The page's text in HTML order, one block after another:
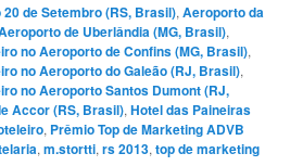
de Setembro (RS, Brasil),Aeroporto da
de Uberlândia (MG, Brasil),
no Aeroporto de Confins (MG, Brasil),
no Aeroporto do Galeão (RJ, Brasil),
no Aeroporto Santos Dumont (RJ,
Accor (RS, Brasil),Hotel das Paineiras
, Prêmio Top de Marketing ADVB
,m.stortti,rs 2013,top de marketing